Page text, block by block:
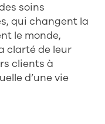
soins
qui changent la
le monde,
clarté de leur
clients à
d’une vie